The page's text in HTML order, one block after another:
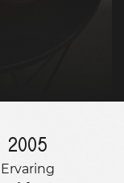
2005
Ervaring